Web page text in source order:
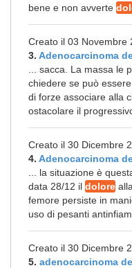
bene e non avverte
Creato il 03 Novembre
3. Adenocarcinoma
... sacca. La massa le
chiedere se può
di forze associare alla
ostacolare il
Creato il 30 Dicembre
4. Adenocarcinoma
... la situazione è
data 28/12 il dolore
femore persiste in
uso di pesanti
Creato il 30 Dicembre
5. adenocarcinoma